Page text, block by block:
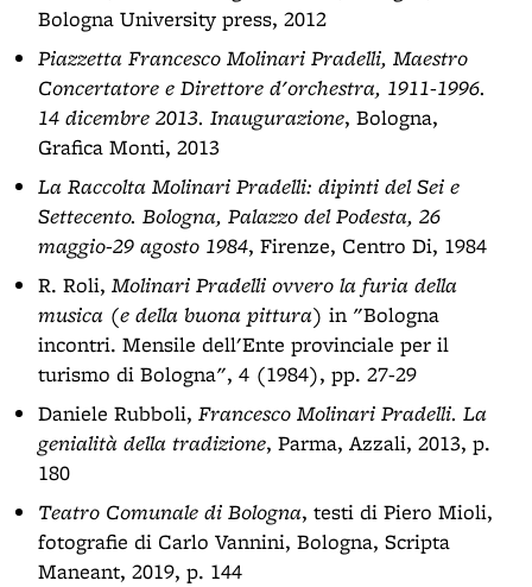
Bologna University press, 2012
Piazzetta Francesco Molinari Pradelli, Maestro
Concertatore e Direttore d'orchestra, 1911-1996.
14 dicembre 2013. Inaugurazione, Bologna,
Grafica Monti, 2013
La Raccolta Molinari Pradelli: dipinti del Sei e
Settecento. Bologna, Palazzo del Podesta, 26
maggio-29 agosto 1984, Firenze, Centro Di, 1984
R. Roli, Molinari Pradelli ovvero la furia della
musica (e della buona pittura) in "Bologna
incontri. Mensile dell'Ente provinciale per il
turismo di Bologna", 4 (1984), pp. 27-29
Daniele Rubboli, Francesco Molinari Pradelli. La
genialità della tradizione, Parma, Azzali, 2013, p.
180
Teatro Comunale di Bologna, testi di Piero Mioli,
fotografie di Carlo Vannini, Bologna, Scripta
Maneant, 2019, p. 144